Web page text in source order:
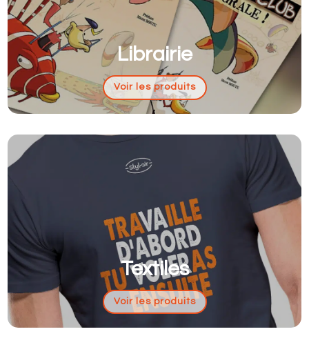
Librairie
Voir les produits
Textiles
Voir les produits